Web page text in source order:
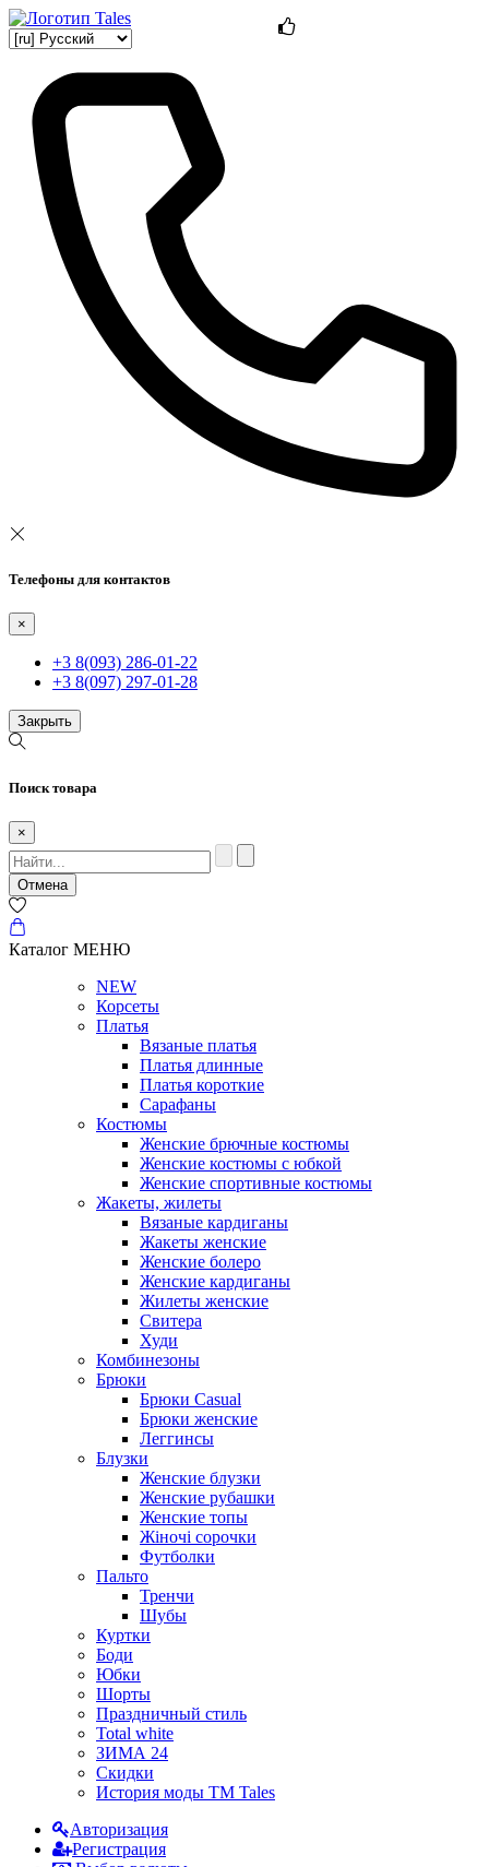
Телефоны для контактов
×
+3 8(093) 286-01-22
+3 8(097) 297-01-28
Закрыть
Поиск товара
×
Отмена
Каталог МЕНЮ
NEW
Корсеты
Платья
Вязаные платья
Платья длинные
Платья короткие
Сарафаны
Костюмы
Женские брючные костюмы
Женские костюмы с юбкой
Женские спортивные костюмы
Жакеты, жилеты
Вязаные кардиганы
Жакеты женские
Женские болеро
Женские кардиганы
Жилеты женские
Свитера
Худи
Комбинезоны
Брюки
Брюки Casual
Брюки женские
Леггинсы
Блузки
Женские блузки
Женские рубашки
Женские топы
Жіночі сорочки
Футболки
Пальто
Тренчи
Шубы
Куртки
Боди
Юбки
Шорты
Праздничный стиль
Total white
ЗИМА 24
Скидки
История моды ТМ Tales
Авторизация
Регистрация